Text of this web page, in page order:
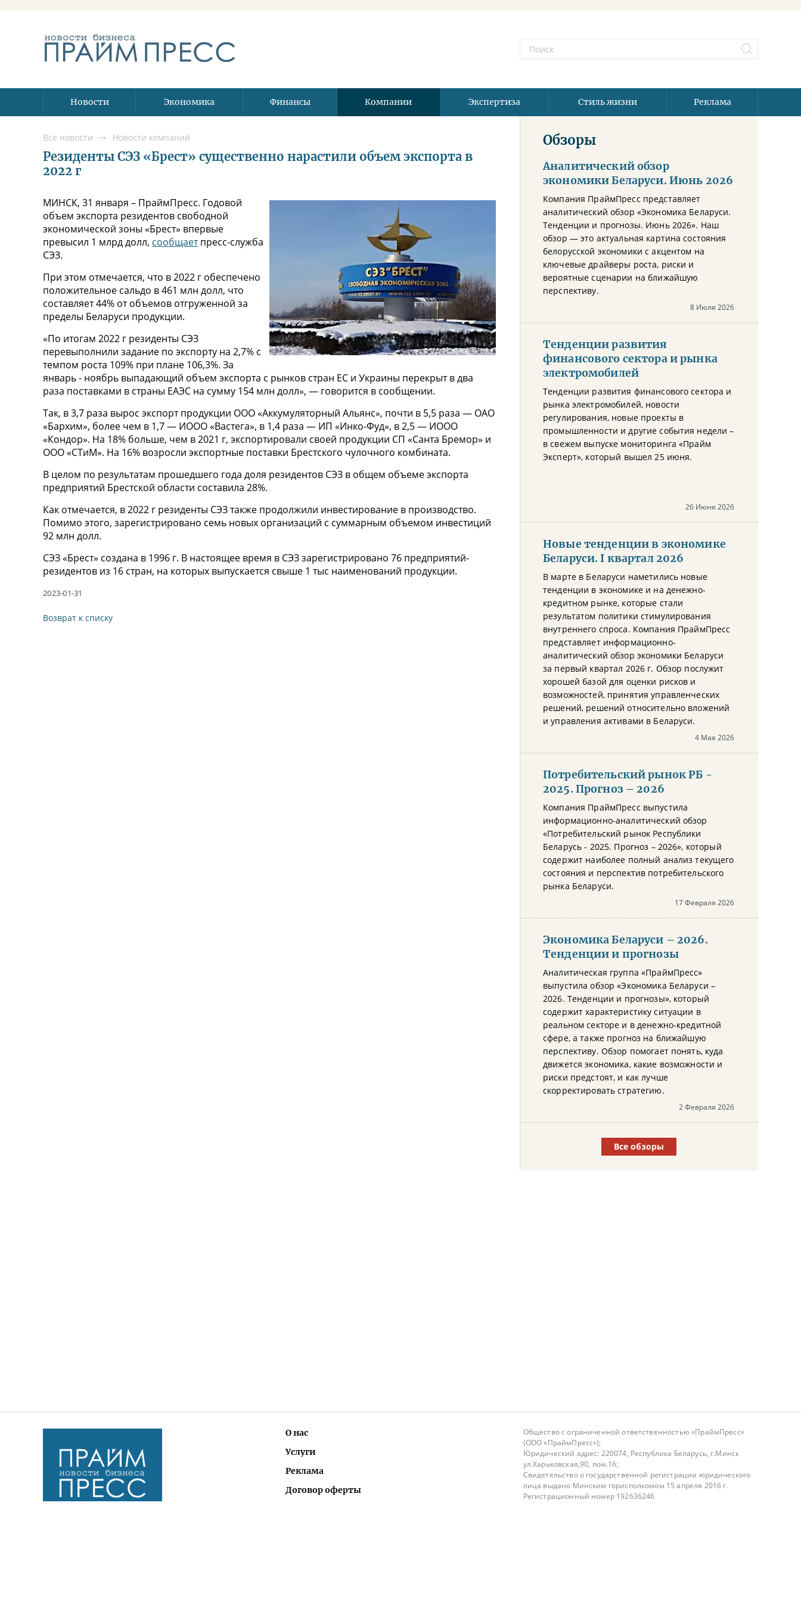
Новости Экономика Финансы Компании Экспертиза Стиль жизни Реклама
Все новости Новости компаний
Резиденты СЭЗ «Брест» существенно нарастили объем экспорта в
2022 г
МИНСК, 31 января – ПраймПресс. Годовой
объем экспорта резидентов свободной
экономической зоны «Брест» впервые
превысил 1 млрд долл, сообщаетпресс-служба
СЭЗ.
При этом отмечается, что в 2022 г обеспечено
положительное сальдо в 461 млн долл, что
составляет 44% от объемов отгруженной за
пределы Беларуси продукции.
«По итогам 2022 г резиденты СЭЗ
перевыполнили задание по экспорту на 2,7% с
темпом роста 109% при плане 106,3%. За
январь - ноябрь выпадающий объем экспорта с рынков стран ЕС и Украины перекрыт в два
раза поставками в страны ЕАЭС на сумму 154 млн долл», — говорится в сообщении.
Так, в 3,7 раза вырос экспорт продукции ООО «Аккумуляторный Альянс», почти в 5,5 раза — ОАО
«Бархим», более чем в 1,7 — ИООО «Вастега», в 1,4 раза — ИП «Инко-Фуд», в 2,5 — ИООО
«Кондор». На 18% больше, чем в 2021 г, экспортировали своей продукции СП «Санта Бремор» и
ООО «СТиМ». На 16% возросли экспортные поставки Брестского чулочного комбината.
В целом по результатам прошедшего года доля резидентов СЭЗ в общем объеме экспорта
предприятий Брестской области составила 28%.
Как отмечается, в 2022 г резиденты СЭЗ также продолжили инвестирование в производство.
Помимо этого, зарегистрировано семь новых организаций с суммарным объемом инвестиций
92 млн долл.
СЭЗ «Брест» создана в 1996 г. В настоящее время в СЭЗ зарегистрировано 76 предприятий-
резидентов из 16 стран, на которых выпускается свыше 1 тыс наименований продукции.
2023-01-31
Возврат к списку
Обзоры
Аналитический обзор
экономики Беларуси. Июнь 2026
Компания ПраймПресс представляет
аналитический обзор «Экономика Беларуси.
Тенденции и прогнозы. Июнь 2026». Наш
обзор — это актуальная картина состояния
белорусской экономики с акцентом на
ключевые драйверы роста, риски и
вероятные сценарии на ближайшую
перспективу.
8 Июля 2026
Тенденции развития
финансового сектора и рынка
электромобилей
Тенденции развития финансового сектора и
рынка электромобилей, новости
регулирования, новые проекты в
промышленности и другие события недели –
в свежем выпуске мониторинга «Прайм
Эксперт», который вышел 25 июня.
26 Июня 2026
Новые тенденции в экономике
Беларуси. I квартал 2026
В марте в Беларуси наметились новые
тенденции в экономике и на денежно-
кредитном рынке, которые стали
результатом политики стимулирования
внутреннего спроса. Компания ПраймПресс
представляет информационно-
аналитический обзор экономики Беларуси
за первый квартал 2026 г. Обзор послужит
хорошей базой для оценки рисков и
возможностей, принятия управленческих
решений, решений относительно вложений
и управления активами в Беларуси.
4 Мая 2026
Потребительский рынок РБ -
2025. Прогноз – 2026
Компания ПраймПресс выпустила
информационно-аналитический обзор
«Потребительский рынок Республики
Беларусь - 2025. Прогноз – 2026», который
содержит наиболее полный анализ текущего
состояния и перспектив потребительского
рынка Беларуси.
17 Февраля 2026
Экономика Беларуси – 2026.
Тенденции и прогнозы
Аналитическая группа «ПраймПресс»
выпустила обзор «Экономика Беларуси –
2026. Тенденции и прогнозы», который
содержит характеристику ситуации в
реальном секторе и в денежно-кредитной
сфере, а также прогноз на ближайшую
перспективу. Обзор помогает понять, куда
движется экономика, какие возможности и
риски предстоят, и как лучше
скорректировать стратегию.
2 Февраля 2026
Все обзоры
О нас
Услуги
Реклама
Договор оферты
Общество с ограниченной ответственностью «ПраймПресс»
(ООО «ПраймПресс»);
Юридический адрес: 220074, Республика Беларусь, г.Минск
ул.Харьковская,90, пом.16;
Свидетельство о государственной регистрации юридического
лица выдано Минским горисполкомом 15 апреля 2016 г.
Регистрационный номер 192636246